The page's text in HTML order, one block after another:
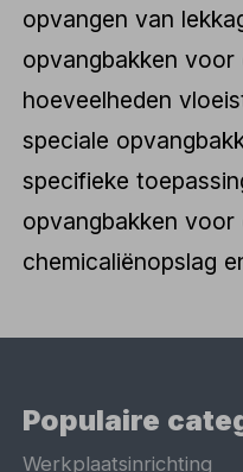
opvangen van
opvangbakken
hoeveelheden
speciale
specifieke
opvangbakken
chemicaliënopslag
Populaire
Werkplaatsinrichting